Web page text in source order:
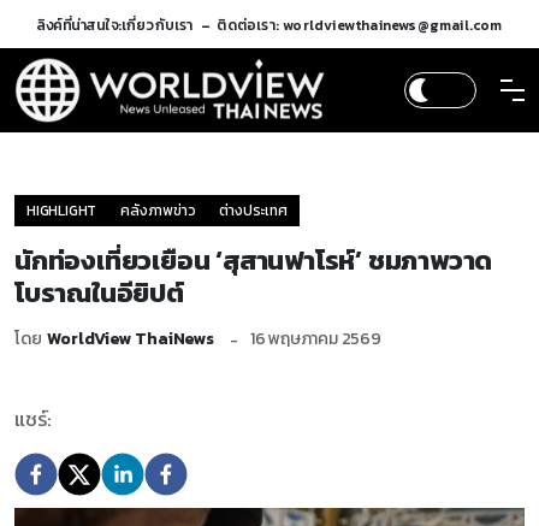
ลิงค์ที่น่าสนใจ:เกี่ยวกับเรา ติดต่อเรา: worldviewthainews@gmail.com
HIGHLIGHT คลังภาพข่าว ต่างประเทศ
นักท่องเที่ยวเยือน ‘สุสานฟาโรห์’ ชมภาพวาด
โบราณในอียิปต์
โดย WorldView ThaiNews 16 พฤษภาคม 2569
แชร์: